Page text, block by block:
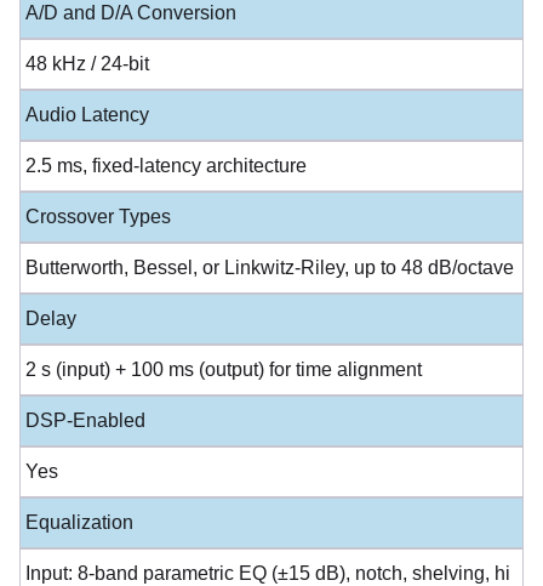
A/D and D/A Conversion
48 kHz / 24-bit
Audio Latency
2.5 ms, fixed-latency architecture
Crossover Types
Butterworth, Bessel, or Linkwitz-Riley, up to 48 dB/octave
Delay
2 s (input) + 100 ms (output) for time alignment
DSP-Enabled
Yes
Equalization
Input: 8-band parametric EQ (±15 dB), notch, shelving, hi